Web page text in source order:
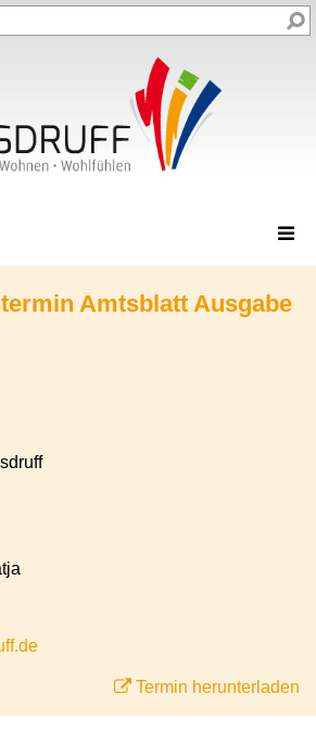
Amtsblatt Ausgabe
Termin herunterladen